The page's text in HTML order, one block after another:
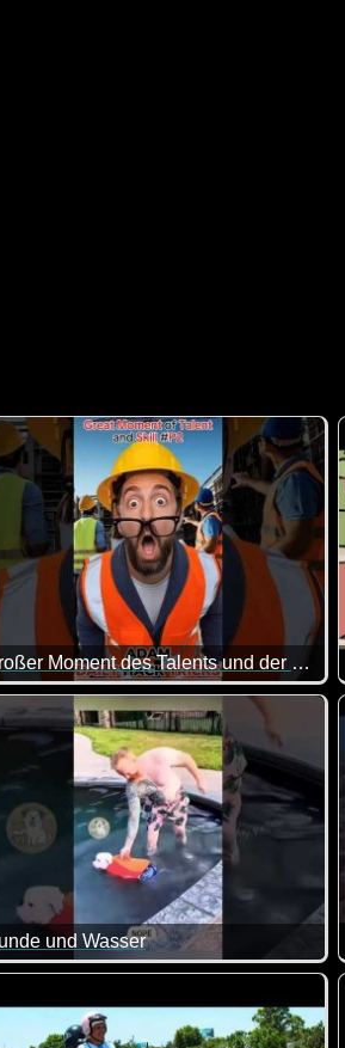
ist. Viel Spaß damit!
;-) Aber es gibt mit Sicherheit
Großer Moment des Talents und der Fähigkeiten
und Wasser
Hunde Wasser sehen, dann sind